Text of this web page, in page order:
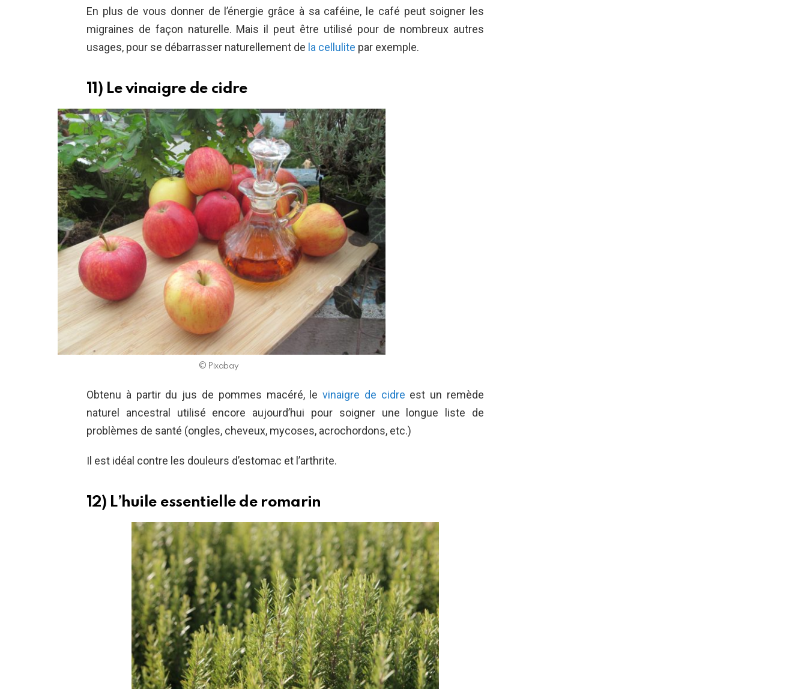
En plus de vous donner de l’énergie grâce à sa caféine, le café peut soigner les
migraines de façon naturelle. Mais il peut être utilisé pour de nombreux autres
usages, pour se débarrasser naturellement de la cellulite par exemple.
11) Le vinaigre de cidre
© Pixabay
Obtenu à partir du jus de pommes macéré, levinaigre de cidre est un remède
naturel ancestral utilisé encore aujourd’hui pour soigner une longue liste de
problèmes de santé (ongles, cheveux, mycoses, acrochordons, etc.)
Il est idéal contre les douleurs d’estomac et l’arthrite.
12) L’huile essentielle de romarin